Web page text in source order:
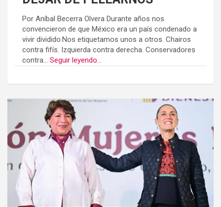
Por Aníbal Becerra Olvera Durante años nos
convencieron de que México era un país condenado a
vivir dividido.Nos etiquetamos unos a otros. Chairos
contra fifís. Izquierda contra derecha. Conservadores
contra... Seguir leyendo...